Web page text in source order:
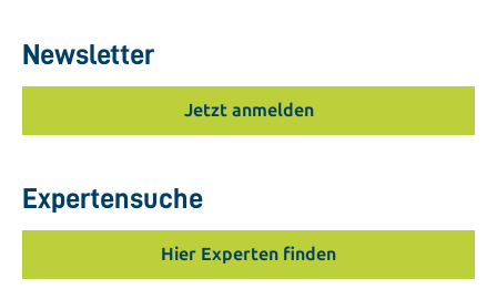
Newsletter
Jetzt anmelden
Expertensuche
Hier Experten finden